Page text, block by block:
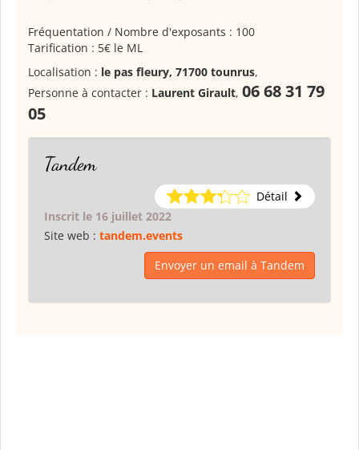
Fréquentation / Nombre d'exposants : 100
Tarification : 5€ le ML
Localisation : le pas fleury, 71700 tounrus,
Personne à contacter : Laurent Girault, 06 68 31 79
05
Tandem
Détail
Inscrit le 16 juillet 2022
Site web : tandem.events
Envoyer un email à Tandem